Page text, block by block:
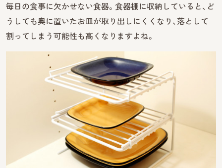
毎日の食事に欠かせない食器。食器棚に収納していると、ど
うしても奥に置いたお皿が取り出しにくくなり、落として
割ってしまう可能性も高くなりますよね。